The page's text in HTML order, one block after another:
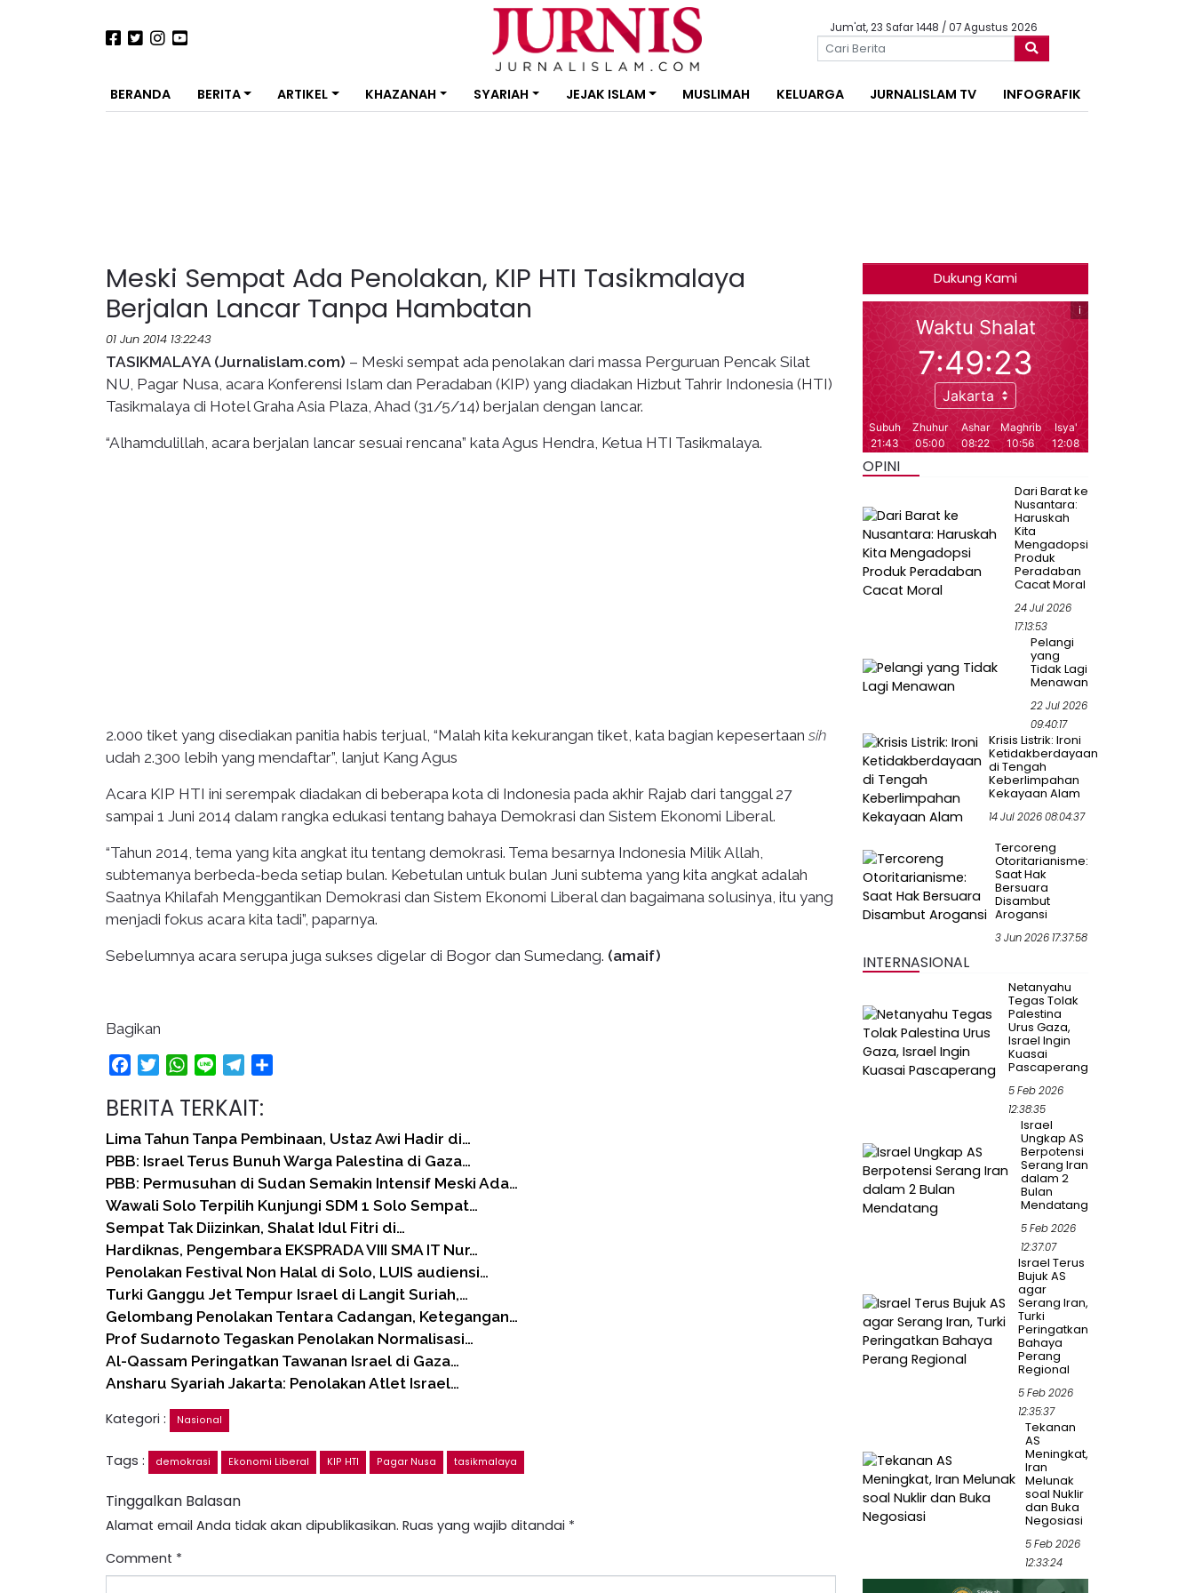
Jum'at, 23 Safar 1448 / 07 Agustus 2026
BERANDA BERITA ARTIKEL KHAZANAH SYARIAH JEJAK ISLAM MUSLIMAH KELUARGA JURNALISLAM TV INFOGRAFIK
Meski Sempat Ada Penolakan, KIP HTI Tasikmalaya
Berjalan Lancar Tanpa Hambatan
01 Jun 2014 13:22:43
TASIKMALAYA (Jurnalislam.com) – Meski sempat ada penolakan dari massa Perguruan Pencak Silat
NU, Pagar Nusa, acara Konferensi Islam dan Peradaban (KIP) yang diadakan Hizbut Tahrir Indonesia (HTI)
Tasikmalaya di Hotel Graha Asia Plaza, Ahad (31/5/14) berjalan dengan lancar.
“Alhamdulillah, acara berjalan lancar sesuai rencana” kata Agus Hendra, Ketua HTI Tasikmalaya.
2.000 tiket yang disediakan panitia habis terjual, “Malah kita kekurangan tiket, kata bagian kepesertaan sih
udah 2.300 lebih yang mendaftar”, lanjut Kang Agus
Acara KIP HTI ini serempak diadakan di beberapa kota di Indonesia pada akhir Rajab dari tanggal 27
sampai 1 Juni 2014 dalam rangka edukasi tentang bahaya Demokrasi dan Sistem Ekonomi Liberal.
“Tahun 2014, tema yang kita angkat itu tentang demokrasi. Tema besarnya Indonesia Milik Allah,
subtemanya berbeda-beda setiap bulan. Kebetulan untuk bulan Juni subtema yang kita angkat adalah
Saatnya Khilafah Menggantikan Demokrasi dan Sistem Ekonomi Liberal dan bagaimana solusinya, itu yang
menjadi fokus acara kita tadi”, paparnya.
Sebelumnya acara serupa juga sukses digelar di Bogor dan Sumedang. (amaif)
Bagikan
FacebookTwitterWhatsApp
Line Telegram
BERITA TERKAIT:
Lima Tahun Tanpa Pembinaan, Ustaz Awi Hadir di…
PBB: Israel Terus Bunuh Warga Palestina di Gaza…
PBB: Permusuhan di Sudan Semakin Intensif Meski Ada…
Wawali Solo Terpilih Kunjungi SDM 1 Solo Sempat…
Sempat Tak Diizinkan, Shalat Idul Fitri di…
Hardiknas, Pengembara EKSPRADA VIII SMA IT Nur…
Penolakan Festival Non Halal di Solo, LUIS audiensi…
Turki Ganggu Jet Tempur Israel di Langit Suriah,…
Gelombang Penolakan Tentara Cadangan, Ketegangan…
Prof Sudarnoto Tegaskan Penolakan Normalisasi…
Al-Qassam Peringatkan Tawanan Israel di Gaza…
Ansharu Syariah Jakarta: Penolakan Atlet Israel…
Kategori :
Nasional
Tags : demokrasi Ekonomi Liberal KIP HTI Pagar Nusa tasikmalaya
Tinggalkan Balasan
Alamat email Anda tidak akan dipublikasikan. Ruas yang wajib ditandai *
Comment *
Dukung Kami
OPINI
Dari Barat ke
Nusantara:
Haruskah
Kita
Mengadopsi
Produk
Peradaban
Cacat Moral
24 Jul 2026
17:13:53
Pelangi
yang
Tidak Lagi
Menawan
22 Jul 2026
09:40:17
Krisis Listrik: Ironi
Ketidakberdayaan
di Tengah
Keberlimpahan
Kekayaan Alam
14 Jul 2026 08:04:37
Tercoreng
Otoritarianisme:
Saat Hak
Bersuara
Disambut
Arogansi
3 Jun 2026 17:37:58
INTERNASIONAL
Netanyahu
Tegas Tolak
Palestina
Urus Gaza,
Israel Ingin
Kuasai
Pascaperang
5 Feb 2026
12:38:35
Israel
Ungkap AS
Berpotensi
Serang Iran
dalam 2
Bulan
Mendatang
5 Feb 2026
12:37:07
Israel Terus
Bujuk AS
agar
Serang Iran,
Turki
Peringatkan
Bahaya
Perang
Regional
5 Feb 2026
12:35:37
Tekanan
AS
Meningkat,
Iran
Melunak
soal Nuklir
dan Buka
Negosiasi
5 Feb 2026
12:33:24